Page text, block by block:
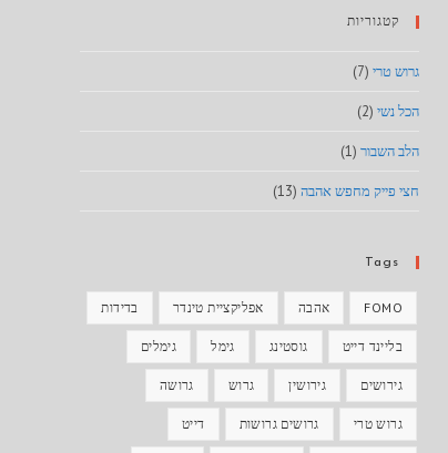
קטגוריות
גרוש טרי (7)
הכל נשי (2)
הלב השבור (1)
חצי פייק מחפש אהבה (13)
Tags
FOMO אהבה אפליקציית טינדר בדידות
בליינד דייט גוסטינג גימל גימלים
גירושים גירושין גרוש גרושה
גרוש טרי גרושים גרושות דייט